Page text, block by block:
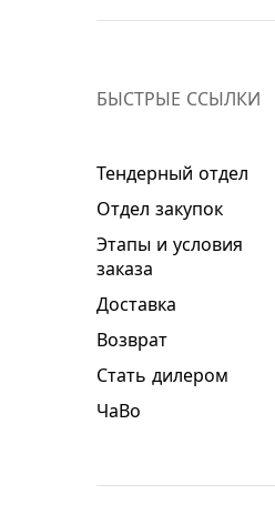
БЫСТРЫЕ ССЫЛКИ
Тендерный отдел
Отдел закупок
Этапы и условия
заказа
Доставка
Возврат
Стать дилером
ЧаВо